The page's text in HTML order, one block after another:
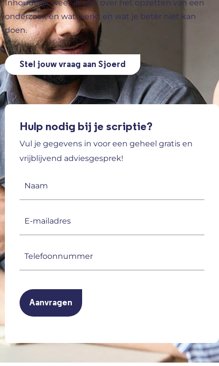
Inhoudelijk weet ik veel over het opzetten van een
onderzoek en wat werkt en wat je beter niet kan
doen.
Stel jouw vraag aan Sjoerd
Hulp nodig bij je scriptie?
Vul je gegevens in voor een geheel gratis en
vrijblijvend adviesgesprek!